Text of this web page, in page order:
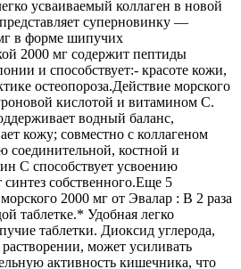
усваиваемый коллаген в новой
суперновинку —
в форме шипучих
2000 мг содержит пептиды
и способствует:- красоте кожи,
остеопороза.Действие морского
кислотой и витамином С.
водный баланс,
кожу; совместно с коллагеном
соединительной, костной и
С способствует усвоению
синтез собственного.Еще 5
2000 мг от Эвалар : В 2 раза
таблетке.* Удобная легко
таблетки. Диоксид углерода,
может усиливать
активность кишечника, что